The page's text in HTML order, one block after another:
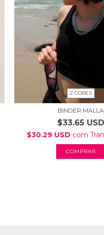
2 CORES
BINDER MALLA
$33.65 USD
$30.29 USD com
COMPRAR